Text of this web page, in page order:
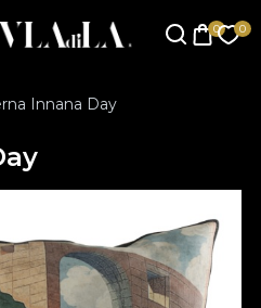
Innana Day